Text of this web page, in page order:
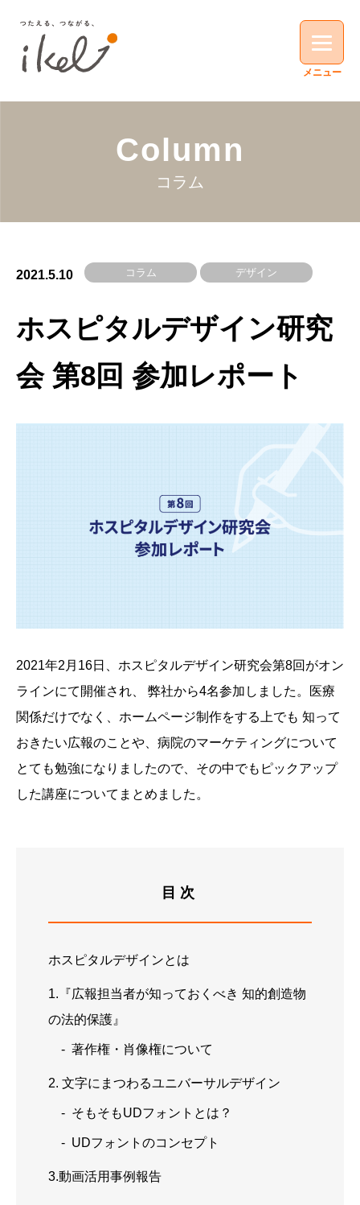
Column
コラム
2021.5.10 コラム デザイン
ホスピタルデザイン研究
会 第8回 参加レポート
2021年2月16日、ホスピタルデザイン研究会第8回がオン
ラインにて開催され、 弊社から4名参加しました。医療
関係だけでなく、ホームページ制作をする上でも 知って
おきたい広報のことや、病院のマーケティングについて
とても勉強になりましたので、その中でもピックアップ
した講座についてまとめました。
目次
ホスピタルデザインとは
1.『広報担当者が知っておくべき 知的創造物
の法的保護』
著作権・肖像権について
2. 文字にまつわるユニバーサルデザイン
そもそもUDフォントとは？
UDフォントのコンセプト
3.動画活用事例報告